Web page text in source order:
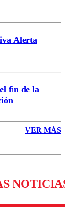
Alerta
fin de la
VER MÁS